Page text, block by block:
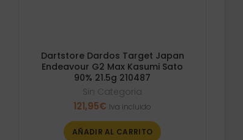
Dartstore Dardos Target Japan
Endeavour G2 Max Kasumi Sato
90% 21.5g 210487
Sin Categoria
121,95€ Iva incluido
AÑADIR AL CARRITO